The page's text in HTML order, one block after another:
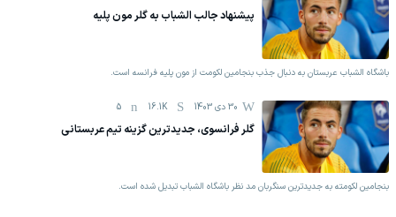
پیشنهاد جالب الشباب به گلر مون پلیه
باشگاه الشباب عربستان به دنبال جذب بنجامین لکومت از مون پلیه فرانسه است.
30 دی 1403 16.1K
5
گلر فرانسوی، جدیدترین گزینه تیم عربستانی
بنجامین لکومته به جدیدترین سنگربان مد نظر باشگاه الشباب تبدیل شده است.